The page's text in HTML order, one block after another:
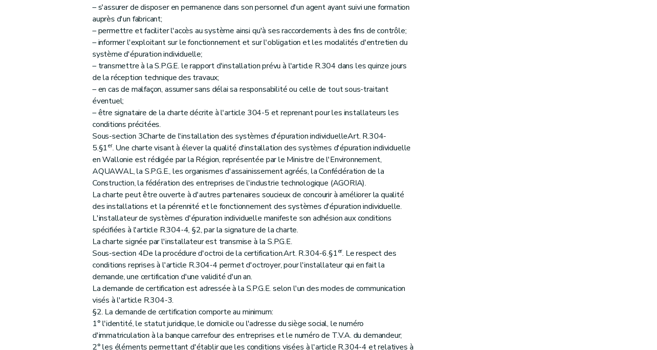
– s'assurer de disposer en permanence dans son personnel d'un agent ayant suivi une formation
auprès d'un fabricant;
– permettre et faciliter l'accès au système ainsi qu'à ses raccordements à des fins de contrôle;
– informer l'exploitant sur le fonctionnement et sur l'obligation et les modalités d'entretien du
système d'épuration individuelle;
– transmettre à la S.P.G.E. le rapport d'installation prévu à l'article R.304 dans les quinze jours
de la réception technique des travaux;
– en cas de malfaçon, assumer sans délai sa responsabilité ou celle de tout sous-traitant
éventuel;
– être signataire de la charte décrite à l'article 304-5 et reprenant pour les installateurs les
conditions précitées.
Sous-section 3Charte de l'installation des systèmes d'épuration individuelleArt. R.304-
5.§1er. Une charte visant à élever la qualité d'installation des systèmes d'épuration individuelle
en Wallonie est rédigée par la Région, représentée par le Ministre de l'Environnement,
AQUAWAL, la S.P.G.E., les organismes d'assainissement agréés, la Confédération de la
Construction, la fédération des entreprises de l'industrie technologique (AGORIA).
La charte peut être ouverte à d'autres partenaires soucieux de concourir à améliorer la qualité
des installations et la pérennité et le fonctionnement des systèmes d'épuration individuelle.
L'installateur de systèmes d'épuration individuelle manifeste son adhésion aux conditions
spécifiées à l'article R.304-4, §2, par la signature de la charte.
La charte signée par l'installateur est transmise à la S.P.G.E.
Sous-section 4De la procédure d'octroi de la certification.Art. R.304-6.§1er. Le respect des
conditions reprises à l'article R.304-4 permet d'octroyer, pour l'installateur qui en fait la
demande, une certification d'une validité d'un an.
La demande de certification est adressée à la S.P.G.E. selon l'un des modes de communication
visés à l'article R.304-3.
§2. La demande de certification comporte au minimum:
1° l'identité, le statut juridique, le domicile ou l'adresse du siège social, le numéro
d'immatriculation à la banque carrefour des entreprises et le numéro de T.V.A. du demandeur;
2° les éléments permettant d'établir que les conditions visées à l'article R.304-4 et relatives à